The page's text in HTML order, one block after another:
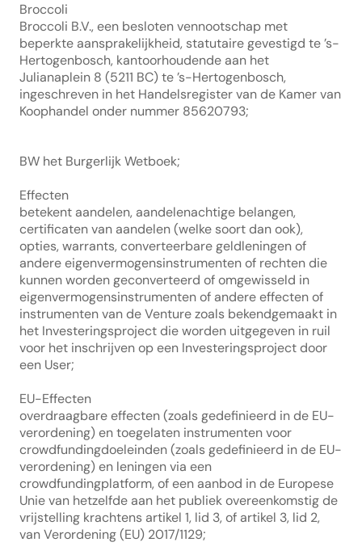
Broccoli
Broccoli B.V., een besloten vennootschap met
beperkte aansprakelijkheid, statutaire gevestigd te ’s-
Hertogenbosch, kantoorhoudende aan het
Julianaplein 8 (5211 BC) te ’s-Hertogenbosch,
ingeschreven in het Handelsregister van de Kamer van
Koophandel onder nummer 85620793;
BW het Burgerlijk Wetboek;
Effecten
betekent aandelen, aandelenachtige belangen,
certificaten van aandelen (welke soort dan ook),
opties, warrants, converteerbare geldleningen of
andere eigenvermogensinstrumenten of rechten die
kunnen worden geconverteerd of omgewisseld in
eigenvermogensinstrumenten of andere effecten of
instrumenten van de Venture zoals bekendgemaakt in
het Investeringsproject die worden uitgegeven in ruil
voor het inschrijven op een Investeringsproject door
een User;
EU-Effecten
overdraagbare effecten (zoals gedefinieerd in de EU-
verordening) en toegelaten instrumenten voor
crowdfundingdoeleinden (zoals gedefinieerd in de EU-
verordening) en leningen via een
crowdfundingplatform, of een aanbod in de Europese
Unie van hetzelfde aan het publiek overeenkomstig de
vrijstelling krachtens artikel 1, lid 3, of artikel 3, lid 2,
van Verordening (EU) 2017/1129;